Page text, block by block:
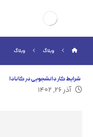
وبلاگ وبلاگ
شرایط کار دانشجویی در کانادا
آذر ۲۶, ۱۴۰۲